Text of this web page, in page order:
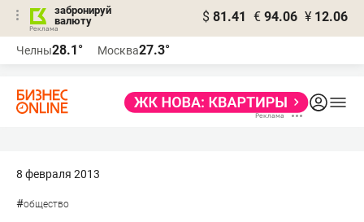
забронируй
валюту
$ 81.41 € 94.06 ¥ 12.06
Челны28.1° Москва27.3°
8 февраля 2013
#общество